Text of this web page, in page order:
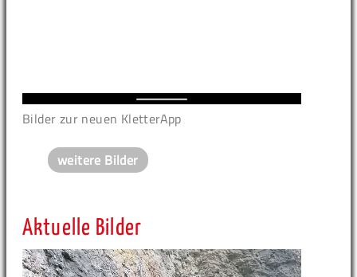
Bilder zur neuen KletterApp
weitere Bilder
Aktuelle Bilder